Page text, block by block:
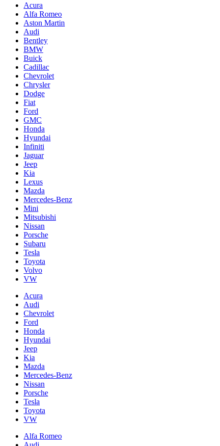
Acura
Alfa Romeo
Aston Martin
Audi
Bentley
BMW
Buick
Cadillac
Chevrolet
Chrysler
Dodge
Fiat
Ford
GMC
Honda
Hyundai
Infiniti
Jaguar
Jeep
Kia
Lexus
Mazda
Mercedes-Benz
Mini
Mitsubishi
Nissan
Porsche
Subaru
Tesla
Toyota
Volvo
VW
Acura
Audi
Chevrolet
Ford
Honda
Hyundai
Jeep
Kia
Mazda
Mercedes-Benz
Nissan
Porsche
Tesla
Toyota
VW
Alfa Romeo